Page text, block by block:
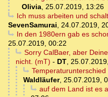
Olivia, 25.07.2019, 13:26
Ich muss arbeiten und
SevenSamurai, 24.07.2019,
In den 1980ern gab es
25.07.2019, 00:22
Sorry CalBaer, aber
nicht. (mT) - DT,
Waldläufer, 25.07.2019,
auf dem Land ist es